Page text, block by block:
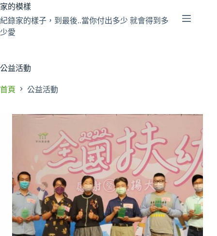
跳
至
主
容
家的模樣
紀錄家的樣子，到最後..當你付出多少 就會得到多
少愛
公益活動
首頁 公益活動